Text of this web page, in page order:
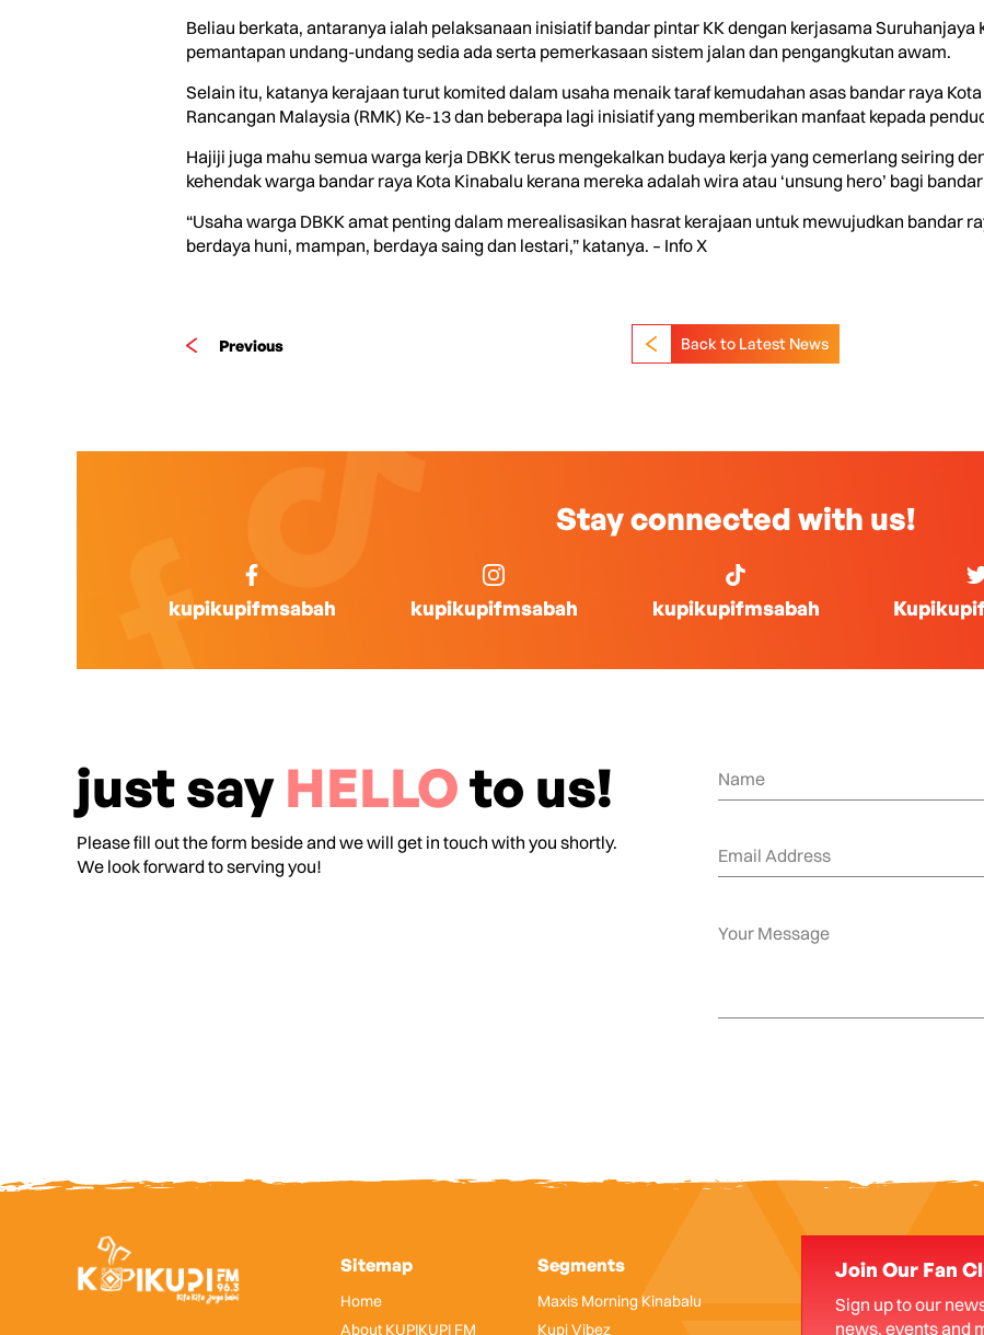
Beliau berkata, antaranya ialah pelaksanaan inisiatif bandar pintar KK dengan kerjasama Suruhanjaya
pemantapan undang-undang sedia ada serta pemerkasaan sistem jalan dan pengangkutan awam.
Selain itu, katanya kerajaan turut komited dalam usaha menaik taraf kemudahan asas bandar raya
Rancangan Malaysia (RMK) Ke-13 dan beberapa lagi inisiatif yang memberikan manfaat kepada
Hajiji juga mahu semua warga kerja DBKK terus mengekalkan budaya kerja yang cemerlang seiring
kehendak warga bandar raya Kota Kinabalu kerana mereka adalah wira atau ‘unsung hero’ bagi
“Usaha warga DBKK amat penting dalam merealisasikan hasrat kerajaan untuk mewujudkan bandar
berdaya huni, mampan, berdaya saing dan lestari,” katanya. – Info X
Previous Back to Latest News
Stay connected with us!
kupikupifmsabah kupikupifmsabah kupikupifmsabah
just say HELLOto us!
Please fill out the form beside and we will get in touch with you shortly.
We look forward to serving you!
Sitemap
Home
About KUPIKUPI FM
Segments
Maxis Morning Kinabalu
Kupi Vibez
Join Our Fan
Sign up to our
news, events and